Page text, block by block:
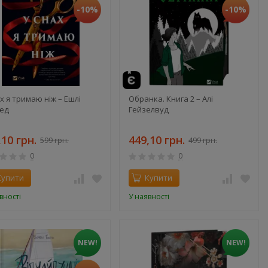
-10%
я тримаю ніж – Ешлі
грн. 599 грн.
0
-10%
Обранка. Книга 2 – Алі
Гейзелвуд
449,10 грн. 499 грн.
0
Купити
У наявності
NEW! NEW!